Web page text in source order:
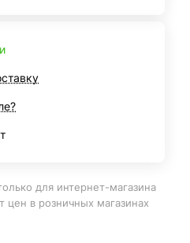
для интернет-магазина
цен в розничных магазинах